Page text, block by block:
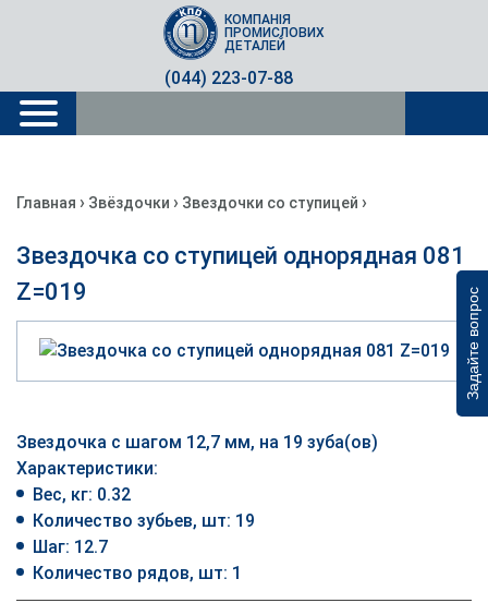
Задайте вопрос
(044) 223-07-88
КОМПАНІЯ
ПРОМИСЛОВИХ
ДЕТАЛЕЙ
Главная › Звёздочки › Звездочки со ступицей ›
Звездочка со ступицей однорядная 081
Z=019
Звездочка с шагом 12,7 мм, на 19 зуба(ов)
Характеристики:
Вес, кг: 0.32
Количество зубьев, шт: 19
Шаг: 12.7
Количество рядов, шт: 1